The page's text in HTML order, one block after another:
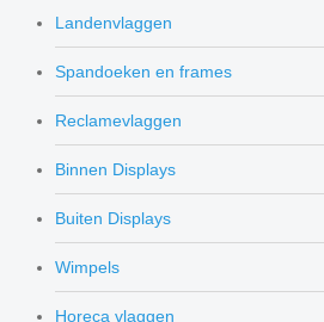
Landenvlaggen
Spandoeken en frames
Reclamevlaggen
Binnen Displays
Buiten Displays
Wimpels
Horeca vlaggen